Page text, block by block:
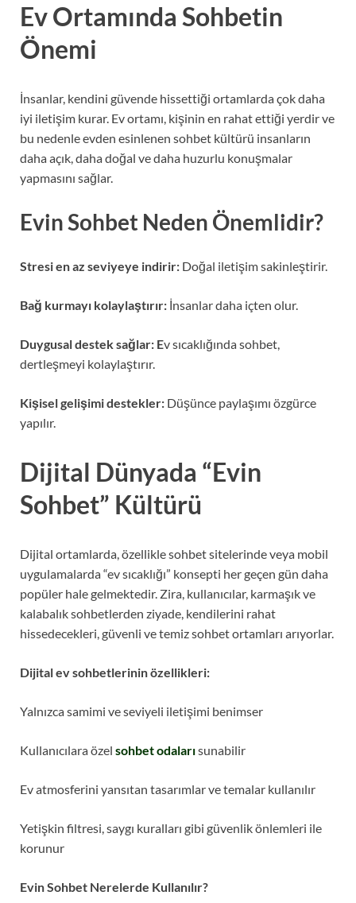
Ev Ortamında Sohbetin
Önemi
İnsanlar, kendini güvende hissettiği ortamlarda çok daha
iyi iletişim kurar. Ev ortamı, kişinin en rahat ettiği yerdir ve
bu nedenle evden esinlenen sohbet kültürü insanların
daha açık, daha doğal ve daha huzurlu konuşmalar
yapmasını sağlar.
Evin Sohbet Neden Önemlidir?
Stresi en az seviyeye indirir: Doğal iletişim sakinleştirir.
Bağ kurmayı kolaylaştırır: İnsanlar daha içten olur.
Duygusal destek sağlar: Ev sıcaklığında sohbet,
dertleşmeyi kolaylaştırır.
Kişisel gelişimi destekler: Düşünce paylaşımı özgürce
yapılır.
Dijital Dünyada “Evin
Sohbet” Kültürü
Dijital ortamlarda, özellikle sohbet sitelerinde veya mobil
uygulamalarda “ev sıcaklığı” konsepti her geçen gün daha
popüler hale gelmektedir. Zira, kullanıcılar, karmaşık ve
kalabalık sohbetlerden ziyade, kendilerini rahat
hissedecekleri, güvenli ve temiz sohbet ortamları arıyorlar.
Dijital ev sohbetlerinin özellikleri:
Yalnızca samimi ve seviyeli iletişimi benimser
Kullanıcılara özel sohbet odalarısunabilir
Ev atmosferini yansıtan tasarımlar ve temalar kullanılır
Yetişkin filtresi, saygı kuralları gibi güvenlik önlemleri ile
korunur
Evin Sohbet Nerelerde Kullanılır?